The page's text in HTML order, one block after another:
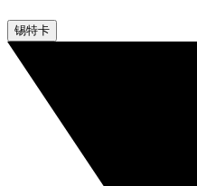
锡特卡